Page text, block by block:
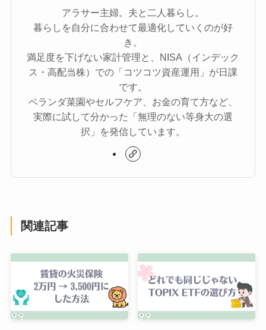
アラサー主婦。夫と二人暮らし。
暮らしを自分に合わせて最適化していくのが好
き。
満足度を下げない家計管理と、NISA（インデック
ス・高配当株）での「コツコツ資産運用」が日課
です。
ベランダ菜園やセルフケア、お金の育て方など、
実際に試して分かった「無理のない等身大の選
択」を発信しています。
関連記事